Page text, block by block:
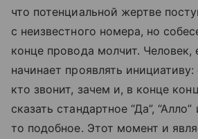
что потенциальной жертве
с неизвестного номера, но
конце провода молчит. Человек,
начинает проявлять
кто звонит, зачем и, в конце
сказать стандартное “Да”,
то подобное. Этот момент и